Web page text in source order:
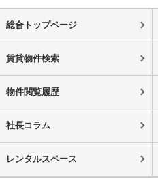
総合トップページ
賃貸物件検索
物件閲覧履歴
社長コラム
レンタルスペース